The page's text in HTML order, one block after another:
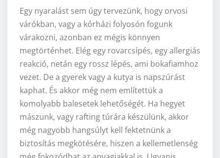
Egy nyaralást sem úgy tervezünk, hogy orvosi
várókban, vagy a kórházi folyosón fogunk
várakozni, azonban ez mégis könnyen
megtörténhet. Elég egy rovarcsípés, egy allergiás
reakció, netán egy rossz lépés, ami bokafiamhoz
vezet. De a gyerek vagy a kutya is napszúrást
kaphat. És akkor még nem említettük a
komolyabb balesetek lehetőségét. Ha hegyet
mászunk, vagy rafting túrára készülünk, akkor
még nagyobb hangsúlyt kell fektetnünk a
biztosítás megkötésére, hiszen a kellemetlenség